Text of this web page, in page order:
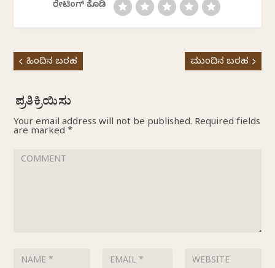
ರೇಟಿಂಗ್ ಕೊಡಿ
ಹಿಂದಿನ ಬರಹ ಮುಂದಿನ ಬರಹ
Your email address will not be published. Required fields
are marked*